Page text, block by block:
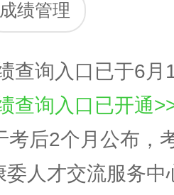
成绩管理
询入口已于6月
查询入口已开通
2个月公布，考
才交流服务中